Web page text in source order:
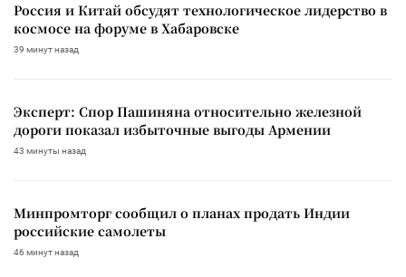
Россия и Китай обсудят технологическое лидерство в
космосе на форуме в Хабаровске
39 минут назад
Эксперт: Спор Пашиняна относительно железной
дороги показал избыточные выгоды Армении
43 минуты назад
Минпромторг сообщил о планах продать Индии
российские самолеты
46 минут назад